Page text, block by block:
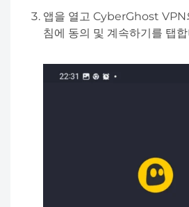
앱을 열고 CyberGhost VPN
침에 동의 및 계속하기를 탭